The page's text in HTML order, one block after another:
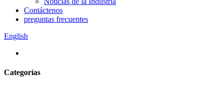
Contáctenos
preguntas frecuentes
English
Categorías